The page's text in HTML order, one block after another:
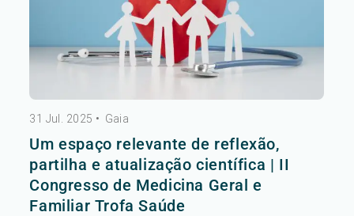
31 Jul. 2025 • Gaia
Um espaço relevante de reflexão,
partilha e atualização científica | II
Congresso de Medicina Geral e
Familiar Trofa Saúde